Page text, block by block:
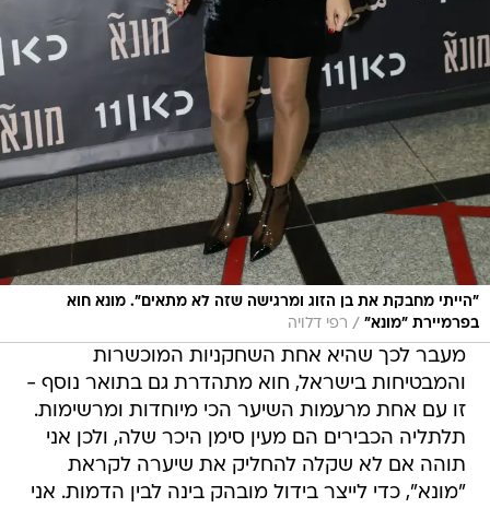
"הייתי מחבקת את בן הזוג ומרגישה שזה לא מתאים". מונא חוא
בפרמיירת "מונא" / רפי דלויה
מעבר לכך שהיא אחת השחקניות המוכשרות
והמבטיחות בישראל, חוא מתהדרת גם בתואר נוסף -
זו עם אחת מרעמות השיער הכי מיוחדות ומרשימות.
תלתליה הכבירים הם מעין סימן היכר שלה, ולכן אני
תוהה אם לא שקלה להחליק את שיערה לקראת
"מונא", כדי לייצר בידול מובהק בינה לבין הדמות. אני